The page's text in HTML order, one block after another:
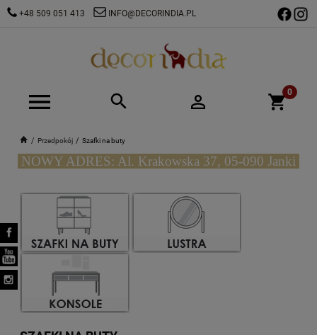
+48 509 051 413 INFO@DECORINDIA.PL
Przedpokój Szafki na buty
NOWY ADRES: Al. Krakowska 37, 05-090 Janki